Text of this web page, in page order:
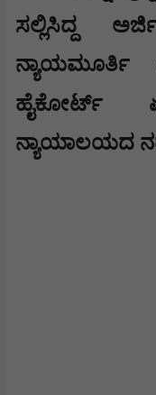
ಸಲ್ಲಿಸಿದ್ದ
ನ್ಯಾಯಮೂರ್ತಿ
ಹೈಕೋರ್ಟ್
ನ್ಯಾಯಾಲಯದ